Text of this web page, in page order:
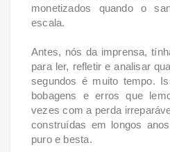
monetizados quando o
escala.
Antes, nós da imprensa,
para ler, refletir e analisar
segundos é muito tempo.
bobagens e erros que
vezes com a perda
construídas em longos
puro e besta.